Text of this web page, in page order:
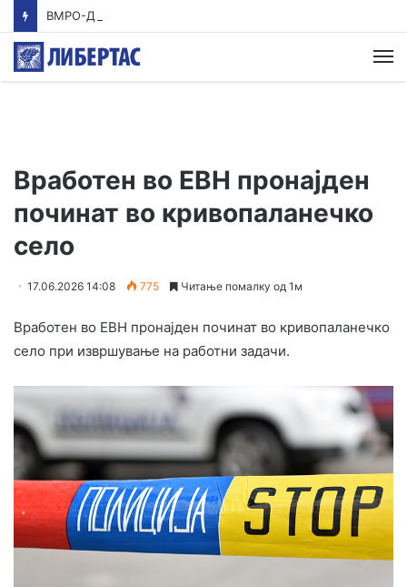
Вработен во ЕВН пронајден
починат во кривопаланечко
село
17.06.2026 14:08 775 Читање помалку од 1м
Вработен во ЕВН пронајден починат во кривопаланечко
село при извршување на работни задачи.